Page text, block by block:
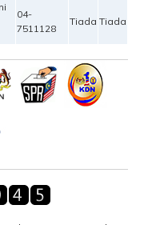
04-
7511128
Tiada Tiada